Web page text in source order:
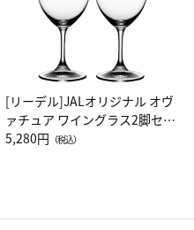
[リーデル]JALオリジナル オヴ
ァチュア ワイングラス2脚セッ
ト（レッドワイン）
5,280円 （税込）